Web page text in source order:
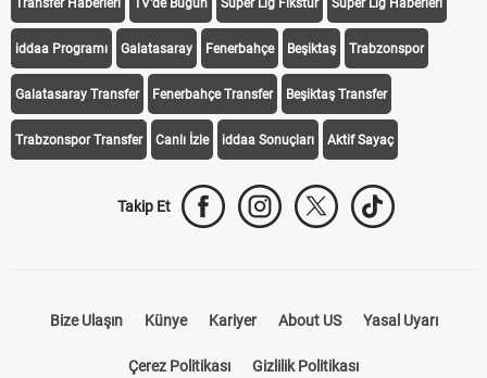
Transfer Haberleri TV'de Bugün Süper Lig Fikstür Süper Lig Haberleri
iddaa Programı Galatasaray Fenerbahçe Beşiktaş Trabzonspor
Galatasaray Transfer Fenerbahçe Transfer Beşiktaş Transfer
Trabzonspor Transfer Canlı İzle iddaa Sonuçları Aktif Sayaç
Takip Et
Bize Ulaşın Künye Kariyer About US Yasal Uyarı
Çerez Politikası Gizlilik Politikası